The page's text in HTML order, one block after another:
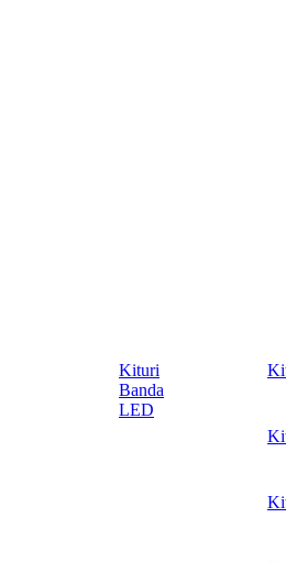
Kituri
Banda
LED